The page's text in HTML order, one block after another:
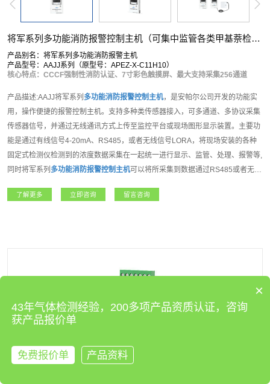
将军系列多功能消防报警控制主机（可集中监管各类甲基萘检测仪）
产品别名：将军系列多功能消防报警主机
产品型号：AAJJ系列（原型号：APEZ-X-C11H10）
核心特点：CCCF强制性消防认证、7寸彩色触摸屏、最大支持采集256通道
产品描述:AAJJ将军系列 多功能消防报警控制主机，是安帕尔公司开发的功能实
用，操作便捷的报警控制主机。支持多种类传感器接入，可多通道、多协议采集
传感器信号，并通过无线通讯方式上传至监控平台或现场图形显示装置。主要功
能是通过有线信号4-20mA、RS485，或者无线信号LORA，将现场安装的各种
固定式检测仪检测到的浓度数据采集在一起统一进行显示、监管、处理、报警等,
同时将军系列 多功能消防报警控制主机可以将所采集到数据通过RS485或者无线
大大提高了监控的实时性、准确性。将军系列
了解更多 立即咨询 留言咨询
×
43年气体检测经验，200多项产品资质认证，咨询
获产品报价单
免费报价单
产品资料
来电咨询